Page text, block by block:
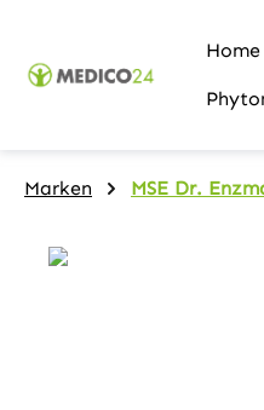
Home
Marken MSE Dr.
Bildergalerie überspringen